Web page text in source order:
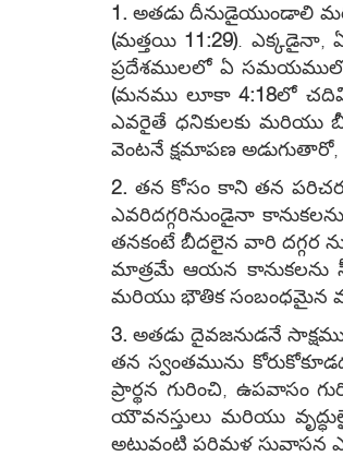
1. అతడు దీనుడైయుండాలి
(మత్తయి 11:29). ఎక్కడైనా,
ప్రదేశములలో ఏ
(మనము లూకా4:18లో
ఎవరైతే ధనికులకు మరియు
వెంటనే క్షమాపణ
2. తన కోసం కాని తన
ఎవరిదగ్గరినుండైనా
తనకంటే బీదలైన వారి దగ్గర
మాత్రమే ఆయన కానుకలను
మరియు భౌతిక సంబంధమైన
3. అతడు దైవజనుడనే
తన స్వంతమును
ప్రార్థన గురించి, ఉపవాసం
యౌవనస్తులు మరియు
అటువంటి పరిమళ సువాసన